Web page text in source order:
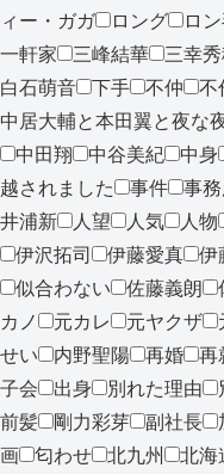
ィー・ガガ
ロング ロ
一軒家
三峰結華 三幸
白石萌音
下手 不仲 不
中居大輔と本田翼と夜な
中田翔
中谷美紀 中身
越されました
事件 事
井浦新
人望 人気 人物
伊沢拓司
伊藤愛真 伊
似合わない
佐藤義朗
カノ
元カレ 元ヤクザ
せい
内野聖陽 再婚 再
子会
出身 別れた理由
前髪
剛力彩芽 副社長
画
匂わせ 北九州 北海